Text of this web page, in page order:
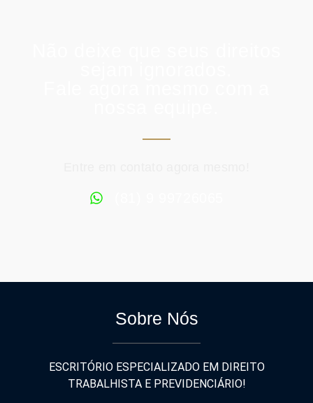
Sobre Nós
ESCRITÓRIO ESPECIALIZADO EM DIREITO
TRABALHISTA E PREVIDENCIÁRIO!